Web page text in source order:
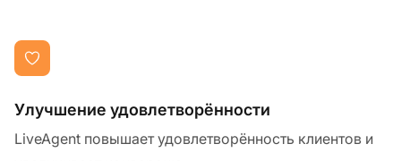
Улучшение удовлетворённости
LiveAgent повышает удовлетворённость клиентов и